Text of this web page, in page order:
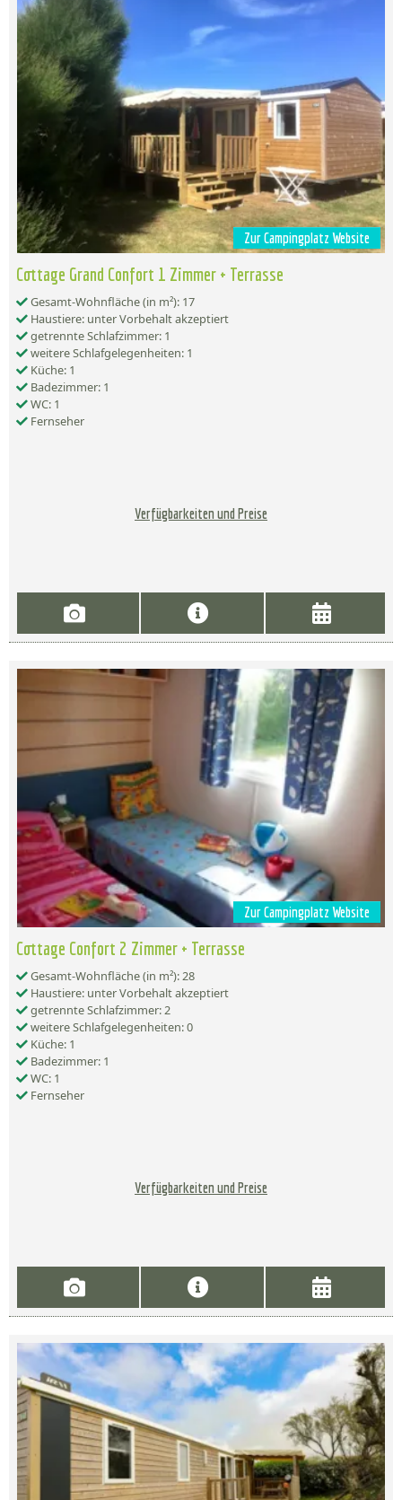
Zur Campingplatz Website
Cottage Grand Confort 1 Zimmer + Terrasse
Gesamt-Wohnfläche (in m²): 17
Haustiere: unter Vorbehalt akzeptiert
getrennte Schlafzimmer: 1
weitere Schlafgelegenheiten: 1
Küche: 1
Badezimmer: 1
WC: 1
Fernseher
Verfügbarkeiten und Preise
Zur Campingplatz Website
Cottage Confort 2 Zimmer + Terrasse
Gesamt-Wohnfläche (in m²): 28
Haustiere: unter Vorbehalt akzeptiert
getrennte Schlafzimmer: 2
weitere Schlafgelegenheiten: 0
Küche: 1
Badezimmer: 1
WC: 1
Fernseher
Verfügbarkeiten und Preise